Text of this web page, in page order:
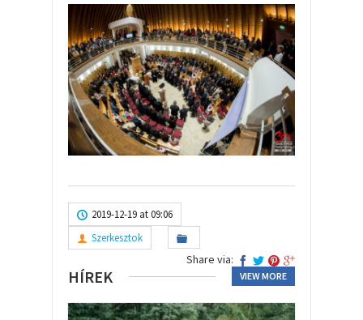
2019-12-19 at 09:06
Szerkesztok
Share via:
HÍREK VIEW MORE